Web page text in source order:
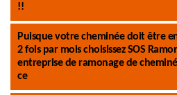
!!
Puisque votre cheminée doit être
2 fois par mois choisissez SOS
entreprise de ramonage de
ce